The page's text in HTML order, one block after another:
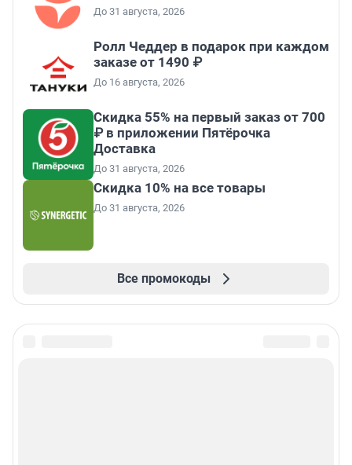
До 31 августа, 2026
Ролл Чеддер в подарок при каждом
заказе от 1490 ₽
До 16 августа, 2026
Скидка 55% на первый заказ от 700
₽ в приложении Пятёрочка
Доставка
До 31 августа, 2026
Скидка 10% на все товары
До 31 августа, 2026
Все промокоды